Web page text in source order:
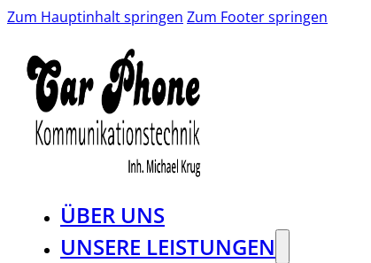
Zum Hauptinhalt springen Zum Footer springen
ÜBER UNS
UNSERE LEISTUNGEN